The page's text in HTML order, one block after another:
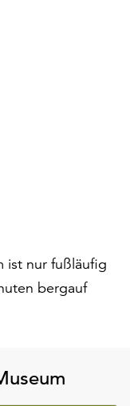
ist nur fußläufig
bergauf